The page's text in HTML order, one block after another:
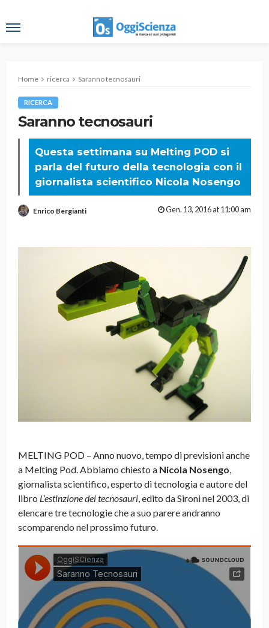
Home ricerca Saranno tecnosauri
RICERCA
Saranno tecnosauri
Questa settimana su Melting POD si
parla del futuro della tecnologia con il
giornalista scientifico Nicola Nosengo
Enrico Bergianti Gen. 13, 2016 at 11:00 am
MELTING POD – Anno nuovo, tempo di previsioni anche
a Melting Pod. Abbiamo chiesto a Nicola Nosengo,
giornalista scientifico, esperto di tecnologia e autore del
libro L’estinzione dei tecnosauri, edito da Sironi nel 2003, di
elencare tre tecnologie che a suo parere andranno
scomparendo nel prossimo futuro.